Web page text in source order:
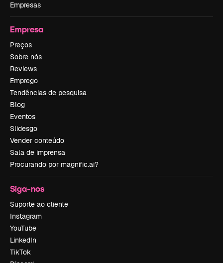
Empresas
Empresa
Preços
Sobre nós
Reviews
Emprego
Tendências de pesquisa
Blog
Eventos
Slidesgo
Vender conteúdo
Sala de imprensa
Procurando por magnific.ai?
Siga-nos
Suporte ao cliente
Instagram
YouTube
LinkedIn
TikTok